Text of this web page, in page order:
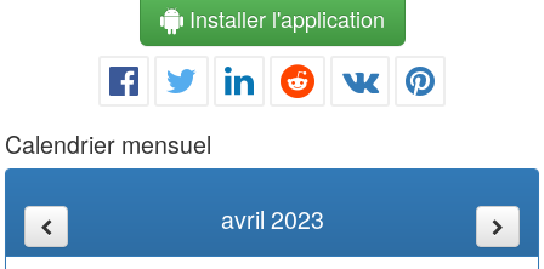
Installer l'application
Calendrier mensuel
avril 2023